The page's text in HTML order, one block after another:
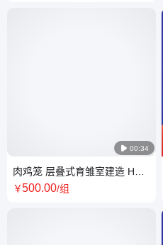
 00:34
肉鸡笼 层叠式育雏室建造 H型
全自动养鸡设备 全封闭鸡层舍
￥500.00/组